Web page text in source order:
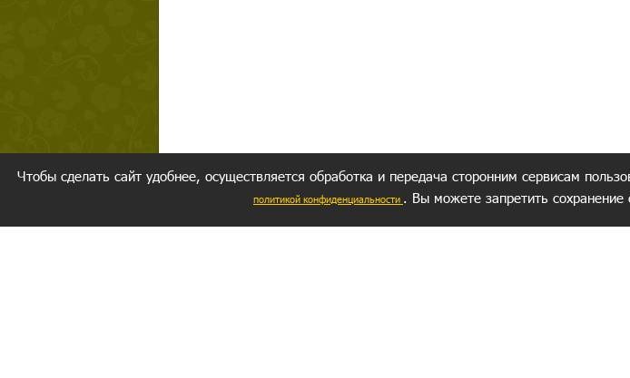
Чтобы сделать сайт удобнее, осуществляется обработка и передача сторонним сервисам
политикой конфиденциальности . Вы можете запретить сохранение